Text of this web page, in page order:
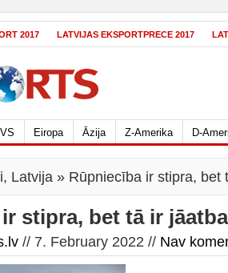
2017 LATVIJAS EKSPORTPRECE 2017
Eiropa Āzija Z-Amerika D-
, Latvija » Rūpniecība ir stipra, bet
stipra, bet tā ir
// 7. February 2022 // Nav